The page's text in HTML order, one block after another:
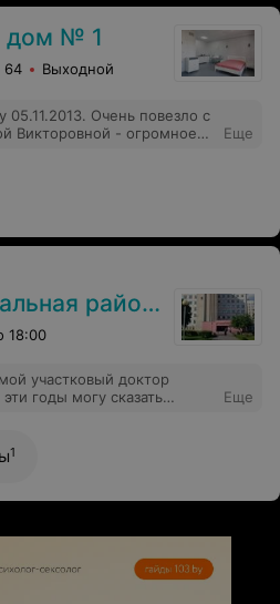
дом № 1
64 Выходной
05.11.2013. Очень повезло с
Викторовной - огромное
было сделано
достала, и мамке ни
испытать не довелось.
рожать. Хочу также
мед. персоналу
некоторые дни просто
внимание всем.
Еще
Советского района г. Минска
18:00
участковый доктор
годы могу сказать
врач, специалист и
Еще
1